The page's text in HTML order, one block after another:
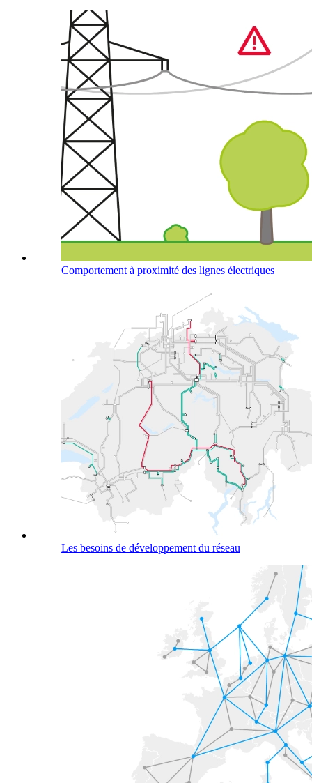
Comportement à proximité des lignes électriques
Les besoins de développement du réseau